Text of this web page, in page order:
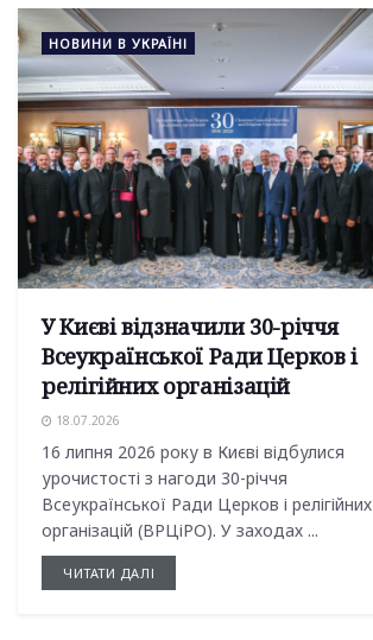
НОВИНИ В УКРАЇНІ
У Києві відзначили 30-річчя
Всеукраїнської Ради Церков і
релігійних організацій
18.07.2026
16 липня 2026 року в Києві відбулися
урочистості з нагоди 30-річчя
Всеукраїнської Ради Церков і релігійних
організацій (ВРЦіРО). У заходах ...
ЧИТАТИ ДАЛІ